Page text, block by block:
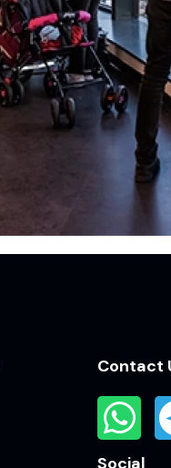
Contact
Social